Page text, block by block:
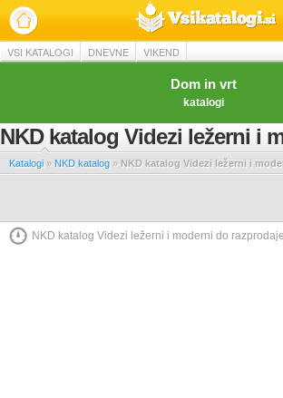
VSI KATALOGI DNEVNE VIKEND
Dom in vrt
katalogi
NKD katalog Videzi ležerni i
Katalogi » NKD katalog » NKD katalog Videzi ležerni i
NKD katalog Videzi ležerni i moderni do